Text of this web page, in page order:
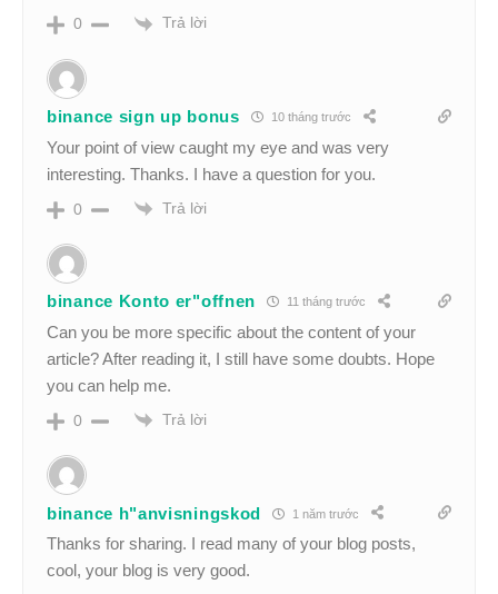
0 Trả lời
binance sign up bonus 10 tháng trước
Your point of view caught my eye and was very
interesting. Thanks. I have a question for you.
0 Trả lời
binance Konto er"offnen 11 tháng trước
Can you be more specific about the content of your
article? After reading it, I still have some doubts. Hope
you can help me.
0 Trả lời
binance h"anvisningskod 1 năm trước
Thanks for sharing. I read many of your blog posts,
cool, your blog is very good.